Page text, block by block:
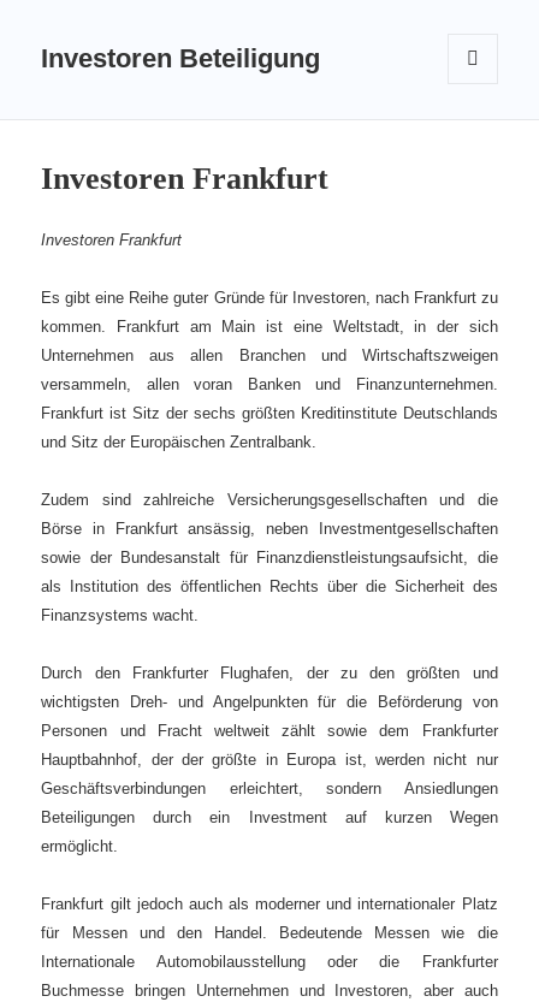
Investoren Beteiligung
WIDGETS
Investoren Frankfurt
Investoren Frankfurt
Es gibt eine Reihe guter Gründe für Investoren, nach Frankfurt zu
kommen. Frankfurt am Main ist eine Weltstadt, in der sich
Unternehmen aus allen Branchen und Wirtschaftszweigen
versammeln, allen voran Banken und Finanzunternehmen.
Frankfurt ist Sitz der sechs größten Kreditinstitute Deutschlands
und Sitz der Europäischen Zentralbank.
Zudem sind zahlreiche Versicherungsgesellschaften und die
Börse in Frankfurt ansässig, neben Investmentgesellschaften
sowie der Bundesanstalt für Finanzdienstleistungsaufsicht, die
als Institution des öffentlichen Rechts über die Sicherheit des
Finanzsystems wacht.
Durch den Frankfurter Flughafen, der zu den größten und
wichtigsten Dreh- und Angelpunkten für die Beförderung von
Personen und Fracht weltweit zählt sowie dem Frankfurter
Hauptbahnhof, der der größte in Europa ist, werden nicht nur
Geschäftsverbindungen erleichtert, sondern Ansiedlungen
Beteiligungen durch ein Investment auf kurzen Wegen
ermöglicht.
Frankfurt gilt jedoch auch als moderner und internationaler Platz
für Messen und den Handel. Bedeutende Messen wie die
Internationale Automobilausstellung oder die Frankfurter
Buchmesse bringen Unternehmen und Investoren, aber auch